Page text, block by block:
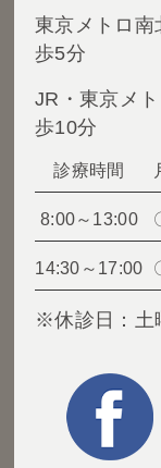
東京メトロ南
歩5分
JR・東京メ
歩10分
診療時間
8:00～13:00
14:30～17:00
※休診日：土